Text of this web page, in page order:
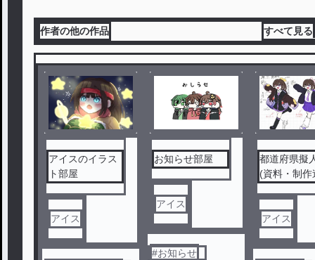
作者の他の作品 すべて見る
アイスのイラス
ト部屋
アイス
お知らせ部屋
アイス
#お知らせ
都道府県擬
(資料・制作
アイス